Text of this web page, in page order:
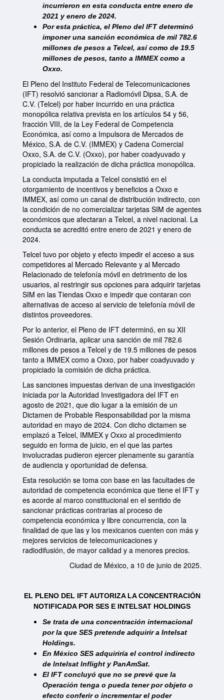
PDF
El Pleno del IFT aprobó los Lineamientos Generales para
garantizar los Derechos de las Audiencias. (Comunicado
123/2024) 18 de diciembre
El Pleno del IFT aprueba la clasificación de la banda de
frecuencias 64-71 GHz como espectro libre (Comunicado
122/2024) 16 de diciembre
PDF
El IFT premia a las personas ganadoras del Concurso
Nacional de Video, “Navega seguro, seguro lo logras”
(Comunicado 121/2024) 13 de diciembre
PDF
1 2 3 4 5 6 7 8 9
…
siguiente ›
incurrieron en esta conducta entre enero de
2021 y enero de 2024.
Por esta práctica, el Pleno del IFT determinó
imponer una sanción económica de mil 782.6
millones de pesos a Telcel, así como de 19.5
millones de pesos, tanto a IMMEX como a
Oxxo.
El Pleno del Instituto Federal de Telecomunicaciones
(IFT) resolvió sancionar a Radiomóvil Dipsa, S.A. de
C.V. (Telcel) por haber incurrido en una práctica
monopólica relativa prevista en los artículos 54 y 56,
fracción VIII, de la Ley Federal de Competencia
Económica, así como a Impulsora de Mercados de
México, S.A. de C.V. (IMMEX) y Cadena Comercial
Oxxo, S.A. de C.V. (Oxxo), por haber coadyuvado y
propiciado la realización de dicha práctica monopólica.
La conducta imputada a Telcel consistió en el
otorgamiento de incentivos y beneficios a Oxxo e
IMMEX, así como un canal de distribución indirecto, con
la condición de no comercializar tarjetas SIM de agentes
económicos que afectaran a Telcel, a nivel nacional. La
conducta se acreditó entre enero de 2021 y enero de
2024.
Telcel tuvo por objeto y efecto impedir el acceso a sus
competidores al Mercado Relevante y al Mercado
Relacionado de telefonía móvil en detrimento de los
usuarios, al restringir sus opciones para adquirir tarjetas
SIM en las Tiendas Oxxo e impedir que contaran con
alternativas de acceso al servicio de telefonía móvil de
distintos proveedores.
Por lo anterior, el Pleno de IFT determinó, en su XII
Sesión Ordinaria, aplicar una sanción de mil 782.6
millones de pesos a Telcel y de 19.5 millones de pesos
tanto a IMMEX como a Oxxo, por haber coadyuvado y
propiciado la comisión de dicha práctica.
Las sanciones impuestas derivan de una investigación
iniciada por la Autoridad Investigadora del IFT en
agosto de 2021, que dio lugar a la emisión de un
Dictamen de Probable Responsabilidad por la misma
autoridad en mayo de 2024. Con dicho dictamen se
emplazó a Telcel, IMMEX y Oxxo al procedimiento
seguido en forma de juicio, en el que las partes
involucradas pudieron ejercer plenamente su garantía
de audiencia y oportunidad de defensa.
Esta resolución se toma con base en las facultades de
autoridad de competencia económica que tiene el IFT y
es acorde al marco constitucional en el sentido de
sancionar prácticas contrarias al proceso de
competencia económica y libre concurrencia, con la
finalidad de que las y los mexicanos cuenten con más y
mejores servicios de telecomunicaciones y
radiodifusión, de mayor calidad y a menores precios.
Ciudad de México, a 10 de junio de 2025.
EL PLENO DEL IFT AUTORIZA LA CONCENTRACIÓN
NOTIFICADA POR SES E INTELSAT HOLDINGS
Se trata de una concentración internacional
por la que SES pretende adquirir a Intelsat
Holdings.
En México SES adquiriría el control indirecto
de lntelsat lnflight y PanAmSat.
El IFT concluyó que no se prevé que la
Operación tenga o pueda tener por objeto o
efecto conferir o incrementar el poder